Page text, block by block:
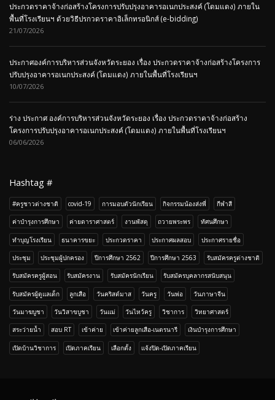
ประกวดราคาจ้างก่อสร้างโครงการปรับปรุงอาคารอเนกประสงค์ (โดมแดง) ภายใน
พื้นที่โรงเรียนฯ ด้วยวิธีปรกวดราคาอิเล็กทรอนิกส์ (e-bidding)
21/07/2026
ประกาศองค์การบริหารส่วนจังหวัดระยอง เรื่อง ประกวดราคาจ้างก่อสร้างโครงการ
ปรับปรุงอาคารอเนกประสงค์ (โดมแดง) ภายในพื้นที่โรงเรียนฯ
10/07/2026
ร่าง ประกาศ องค์การบริหารส่วนจังหวัดระยอง เรื่อง ประกวดราคาจ้างก่อสร้าง
โครงการปรับปรุงอาคารอเนกประสงค์ (โดมแดง) ภายในพื้นที่โรงเรียนฯ
06/06/2026
Hashtag #
#ครูชาวต่างชาติ covid-19 การมอบตัวนักเรียน กิจกรรมน้องส่งพี่ กีฬาสี
ค่าบำรุงการศึกษา ค่ายดาราศาสตร์ งานพัสดุ ถวายพระพร ทัศนศึกษา
ทำบุญโรงเรียน ธนาคารขยะ ประกวดราคา ประกาศผลสอบ ประกาศรายชื่อ
ประชุม ประชุมผู้ปกครอง ปีการศึกษา 2562 ปีการศึกษา 2563 รับสมัครครูต่างชาติ
รับสมัครครูผู้สอน รับสมัครงาน รับสมัครนักเรียน รับสมัครบุคลากรสนับสนุน
รับสมัครผู้ดูแลเด็ก ลูกเสือ วันคริสต์มาส วันครู วันพ่อ วันภาษาจีน
วันมาฆบูชา วันวิสาขบูชา วันแม่ วันไหว้ครู วิชาการ วิทยาศาสตร์
สระว่ายน้ำ สอบ RT เข้าค่าย เข้าค่ายลูกเสือ-เนตรนารี เงินบำรุงการศึกษา
เปิดบ้านวิชาการ เปิดภาคเรียน เลือกตั้ง เเจ้งปิด-เปิดภาคเรียน